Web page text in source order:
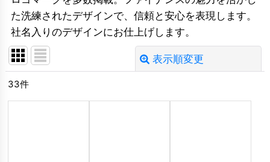
た洗練されたデザインで、信頼と安心を表現します。
社名入りのデザインにお仕上げします。
表示順変更
33件